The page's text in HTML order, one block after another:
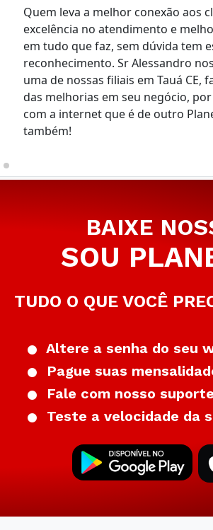
Quem leva a melhor conexão aos
excelência no atendimento e
em tudo que faz, sem dúvida tem
reconhecimento. Sr Alessandro
uma de nossas filiais em Tauá CE,
das melhorias em seu negócio,
com a internet que é de outro
também!
BAIXE
SOU
TUDO O QUE VOCÊ
Altere a senha do seu
Pague suas
Fale com nosso
Teste a velocidade da